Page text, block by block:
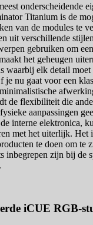
onderscheidende
Titanium is de
van de modules te
uit verschillende
gebruiken om
het geheugen
waarbij elk detail moet
je nu gaat voor een
de flexibiliteit die
aanpassingen
interne elektronica,
met het uiterlijk. Het
te doen om te
inbegrepen zijn bij de
iCUE RGB-